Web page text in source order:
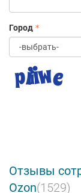
Город
Отзывы
Ozon(1529)